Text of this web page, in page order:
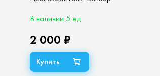
В наличии 5 ед
2 000 ₽